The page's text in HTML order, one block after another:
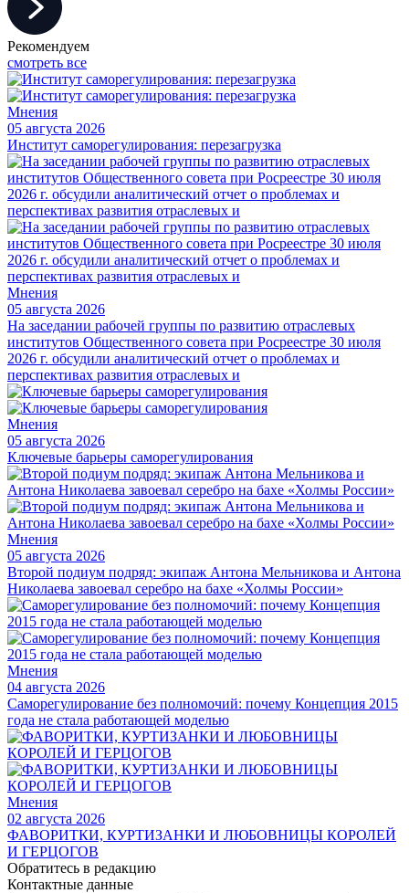
Рекомендуем
смотреть все
Мнения
05 августа 2026
Институт саморегулирования: перезагрузка
Мнения
05 августа 2026
На заседании рабочей группы по развитию отраслевых
институтов Общественного совета при Росреестре 30 июля
2026 г. обсудили аналитический отчет о проблемах и
перспективах развития отраслевых и
Мнения
05 августа 2026
Ключевые барьеры саморегулирования
Мнения
05 августа 2026
Второй подиум подряд: экипаж Антона Мельникова и Антона
Николаева завоевал серебро на бахе «Холмы России»
Мнения
04 августа 2026
Саморегулирование без полномочий: почему Концепция 2015
года не стала работающей моделью
Мнения
02 августа 2026
ФАВОРИТКИ, КУРТИЗАНКИ И ЛЮБОВНИЦЫ КОРОЛЕЙ
И ГЕРЦОГОВ
Обратитесь в редакцию
Контактные данные